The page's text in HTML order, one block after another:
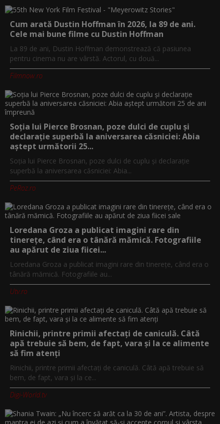
Cum arată Dustin Hoffman în 2026, la 89 de ani.
Cele mai bune filme cu Dustin Hoffman
La 89 de ani, Dustin Hoffman demonstrează că pasiunea
pentru cinema nu are vârstă. Actorul, cu două...
Filmnow.ro
Soția lui Pierce Brosnan, poze dulci de cuplu și
declarație superbă la aniversarea căsniciei: Abia
aștept următorii 25...
Soția lui Pierce Brosnan, poze dulci de cuplu și declarație
superbă la aniversarea căsniciei: Abia...
PeRoz.ro
Loredana Groza a publicat imagini rare din
tinerețe, când era o tânără mămică. Fotografiile
au apărut de ziua fiicei...
Loredana Groza a publicat imagini rare din tinerețe, când era o
tânără mămică. Fotografiile au...
Utv.ro
Rinichii, printre primii afectați de caniculă. Câtă
apă trebuie să bem, de fapt, vara și la ce alimente
să fim atenți
Rinichii, printre primii afectați de caniculă. Câtă apă trebuie să
bem, de fapt, vara și la ce...
Digi-World.tv